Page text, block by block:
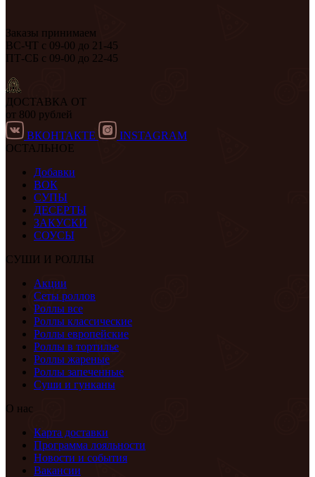
Заказы принимаем
ВС-ЧТ с 09-00 до 21-45
ПТ-СБ с 09-00 до 22-45
ДОСТАВКА ОТ
от 800 рублей
ВКОНТАКТЕ
INSTAGRAM
ОСТАЛЬНОЕ
Добавки
ВОК
СУПЫ
ДЕСЕРТЫ
ЗАКУСКИ
СОУСЫ
СУШИ И РОЛЛЫ
Акции
Сеты роллов
Роллы все
Роллы классические
Роллы европейские
Роллы в тортилье
Роллы жареные
Роллы запеченные
Суши и гунканы
О нас
Карта доставки
Программа лояльности
Новости и события
Вакансии